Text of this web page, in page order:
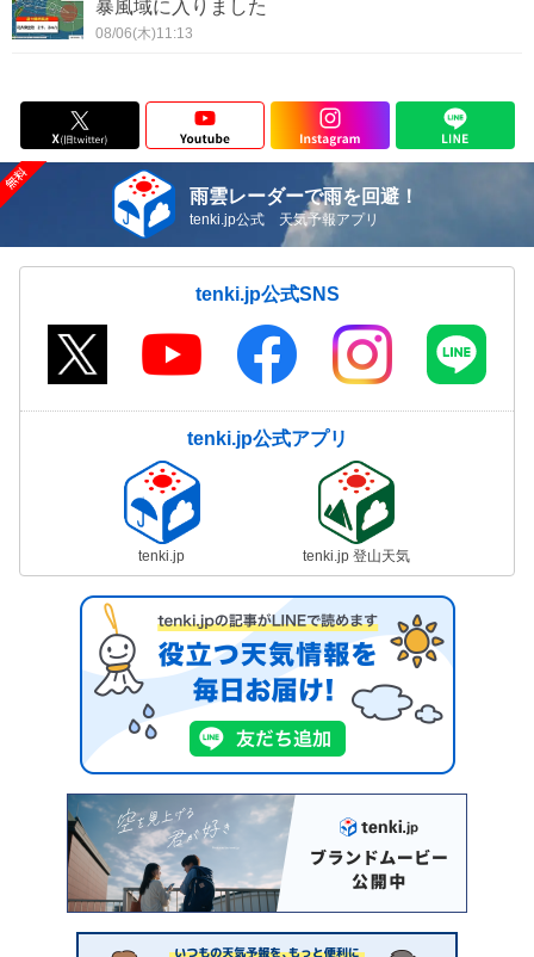
暴風域に入りました
08/06(木)11:13
雨雲レーダーで雨を回避！
tenki.jp公式 天気予報アプリ
tenki.jp公式SNS
tenki.jp公式アプリ
tenki.jp tenki.jp 登山天気